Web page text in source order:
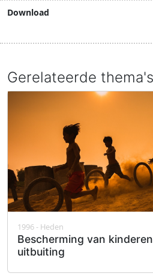
Download
Gerelateerde thema's
1996 - Heden
Bescherming van
uitbuiting